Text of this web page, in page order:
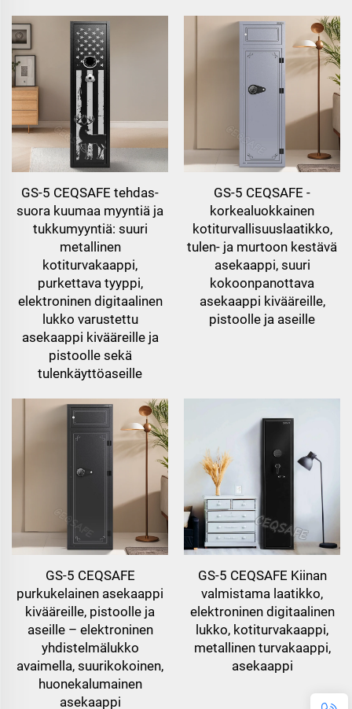
GS-5 CEQSAFE tehdas-
suora kuumaa myyntiä ja
tukkumyyntiä: suuri
metallinen
kotiturvakaappi,
purkettava tyyppi,
elektroninen digitaalinen
lukko varustettu
asekaappi kivääreille ja
pistoolle sekä
tulenkäyttöaseille
GS-5 CEQSAFE -
korkealuokkainen
kotiturvallisuuslaatikko,
tulen- ja murtoon kestävä
asekaappi, suuri
kokoonpanottava
asekaappi kivääreille,
pistoolle ja aseille
GS-5 CEQSAFE
purkukelainen asekaappi
kivääreille, pistoolle ja
aseille – elektroninen
yhdistelmälukko
avaimella, suurikokoinen,
huonekalumainen
asekaappi
GS-5 CEQSAFE Kiinan
valmistama laatikko,
elektroninen digitaalinen
lukko, kotiturvakaappi,
metallinen turvakaappi,
asekaappi